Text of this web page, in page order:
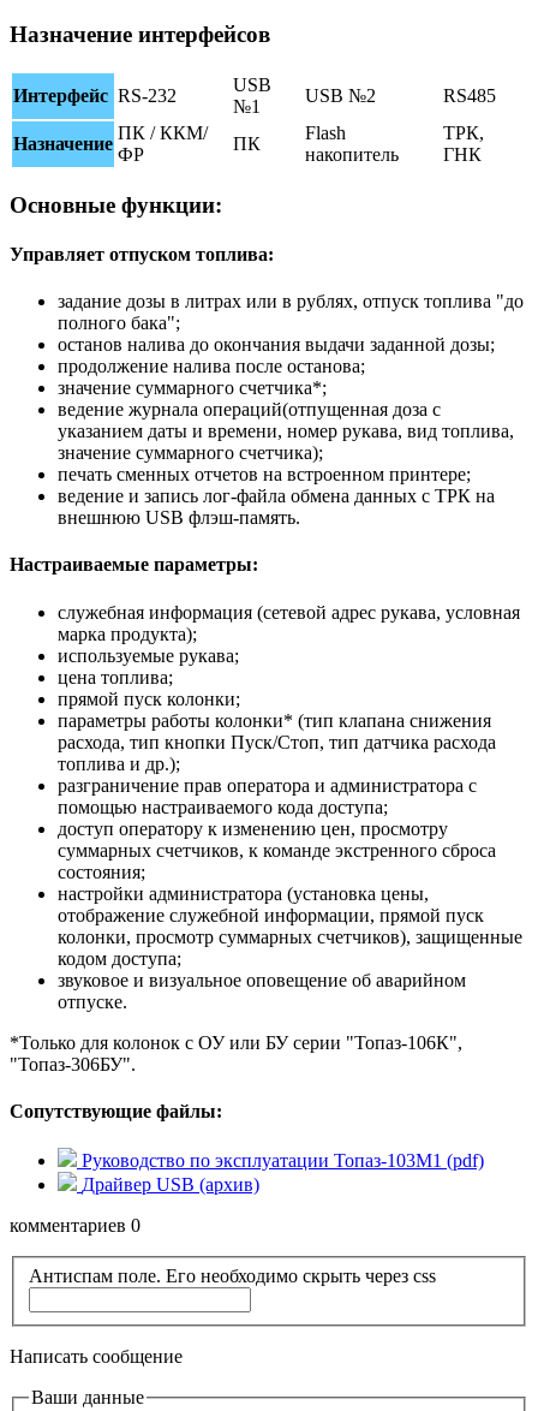
Назначение интерфейсов
Интерфейс RS-232
USB
№1
USB №2 RS485
Назначение
ПК / ККМ/
ФР
ПК
Flash
накопитель
ТРК,
ГНК
Основные функции:
Управляет отпуском топлива:
задание дозы в литрах или в рублях, отпуск топлива "до
полного бака";
останов налива до окончания выдачи заданной дозы;
продолжение налива после останова;
значение суммарного счетчика*;
ведение журнала операций(отпущенная доза с
указанием даты и времени, номер рукава, вид топлива,
значение суммарного счетчика);
печать сменных отчетов на встроенном принтере;
ведение и запись лог-файла обмена данных с ТРК на
внешнюю USB флэш-память.
Настраиваемые параметры:
служебная информация (сетевой адрес рукава, условная
марка продукта);
используемые рукава;
цена топлива;
прямой пуск колонки;
параметры работы колонки* (тип клапана снижения
расхода, тип кнопки Пуск/Стоп, тип датчика расхода
топлива и др.);
разграничение прав оператора и администратора с
помощью настраиваемого кода доступа;
доступ оператору к изменению цен, просмотру
суммарных счетчиков, к команде экстренного сброса
состояния;
настройки администратора (установка цены,
отображение служебной информации, прямой пуск
колонки, просмотр суммарных счетчиков), защищенные
кодом доступа;
звуковое и визуальное оповещение об аварийном
отпуске.
*Только для колонок с ОУ или БУ серии "Топаз-106К",
"Топаз-306БУ".
Сопутствующие файлы:
Руководство по эксплуатации Топаз-103М1 (pdf)
Драйвер USB (архив)
комментариев 0
Антиспам поле. Его необходимо скрыть через css
Написать сообщение
Ваши данные